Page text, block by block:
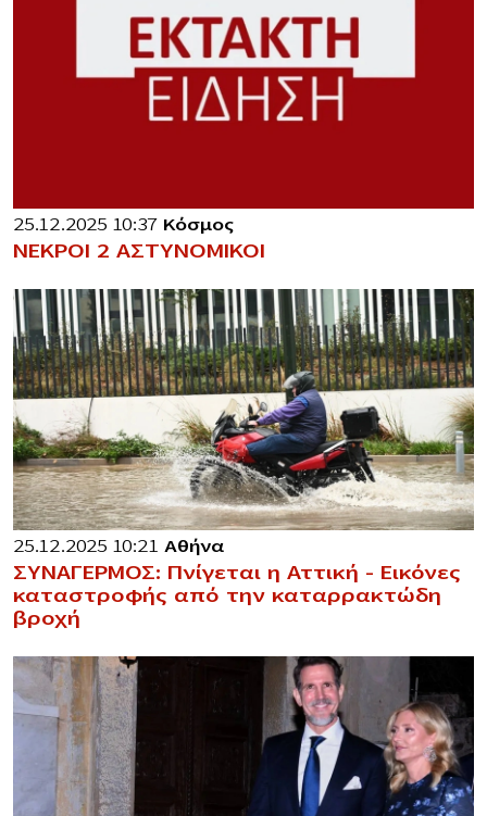
25.12.2025 10:37 Κόσμος
ΝΕΚΡΟΙ 2 ΑΣΤΥΝΟΜΙΚΟΙ
25.12.2025 10:21 Αθήνα
ΣΥΝΑΓΕΡΜΟΣ: Πνίγεται η Αττική – Εικόνες
καταστροφής από την καταρρακτώδη
βροχή